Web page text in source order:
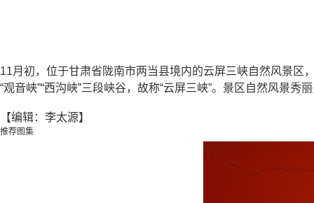
11月初，位于甘肃省陇南市两当县境内的云屏三峡自然风景区
“观音峡”“西沟峡”三段峡谷，故称“云屏三峡”。景区自然风景
【编辑：李太源】
推荐图集